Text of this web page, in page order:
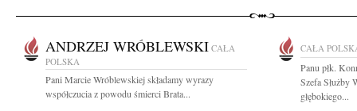
ANDRZEJ WRÓBLEWSKI CAŁA
POLSKA
Pani Marcie Wróblewskiej składamy wyrazy
współczucia z powodu śmierci Brata...
CAŁA
Panu płk.
Szefa Służby
głębokiego...